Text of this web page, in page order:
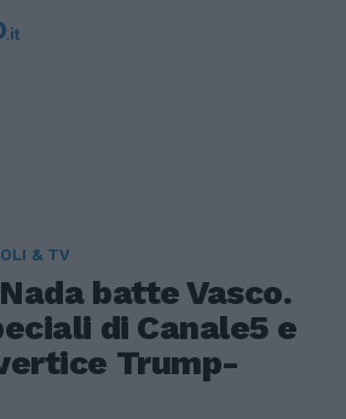
& TV
batte Vasco.
di Canale5 e
Trump-